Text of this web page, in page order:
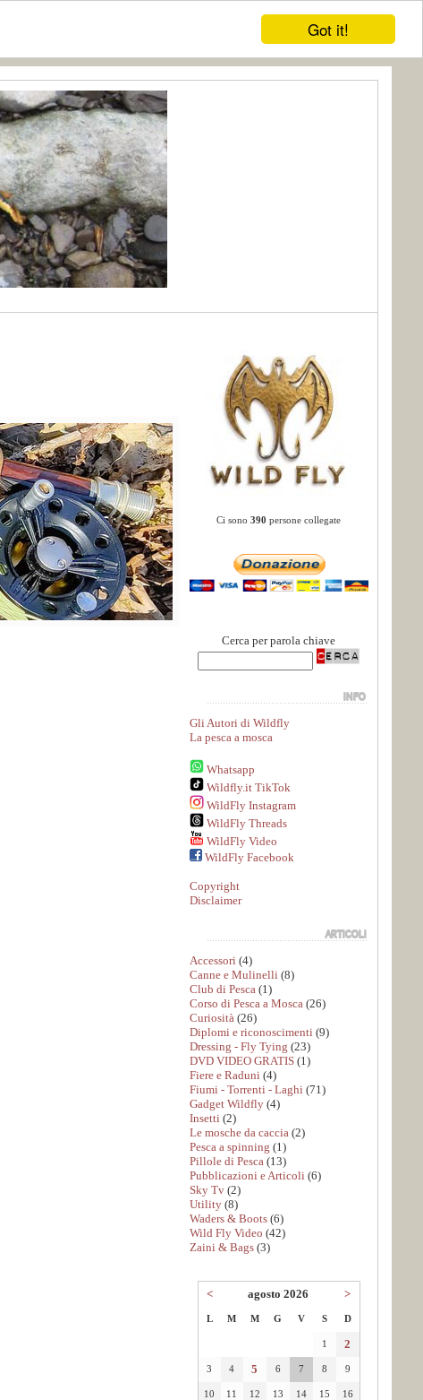
Got it!
Ci sono 390 persone collegate
Cerca per parola chiave
Gli Autori di Wildfly
La pesca a mosca
Whatsapp
Wildfly.it TikTok
WildFly Instagram
WildFly Threads
WildFly Video
WildFly Facebook
Copyright
Disclaimer
Accessori (4)
Canne e Mulinelli (8)
Club di Pesca (1)
Corso di Pesca a Mosca (26)
Curiosità (26)
Diplomi e riconoscimenti (9)
Dressing - Fly Tying (23)
DVD VIDEO GRATIS(1)
Fiere e Raduni (4)
Fiumi - Torrenti - Laghi (71)
Gadget Wildfly(4)
Insetti (2)
Le mosche da caccia (2)
Pesca a spinning (1)
Pillole di Pesca (13)
Pubblicazioni e Articoli (6)
Sky Tv(2)
Utility(8)
Waders & Boots(6)
Wild Fly Video (42)
Zaini & Bags(3)
< agosto 2026 >
L M M G V S D
1 2
3 4 5 6 7 8 9
10 11 12 13 14 15 16